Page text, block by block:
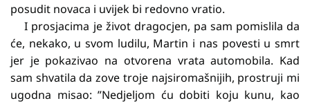
posudit novaca i uvijek bi redovno vratio.
I prosjacima je život dragocjen, pa sam pomislila da
će, nekako, u svom ludilu, Martin i nas povesti u smrt
jer je pokazivao na otvorena vrata automobila. Kad
sam shvatila da zove troje najsiromašnijih, prostruji mi
ugodna misao: ”Nedjeljom ću dobiti koju kunu, kao